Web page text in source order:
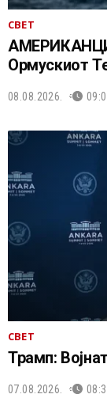
СВЕТ
Ормускиот
08.08.2026.
СВЕТ
Трамп:
07.08.2026.